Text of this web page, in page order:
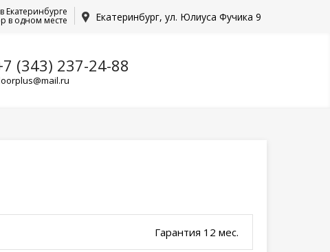
Екатеринбург, ул. Юлиуса Фучика 9
Екатеринбурге
в одном месте
(343) 237-24-88
Гарантия 12 мес.